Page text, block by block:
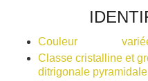
Couleur
Classe cristalline et
ditrigonale